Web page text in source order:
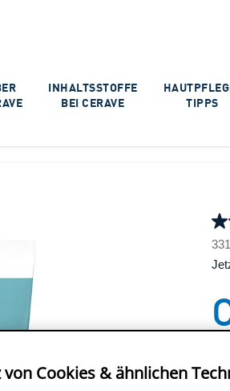
INHALTSSTOFFE
BEI CERAVE
TIPPS
von Cookies & ähnlichen